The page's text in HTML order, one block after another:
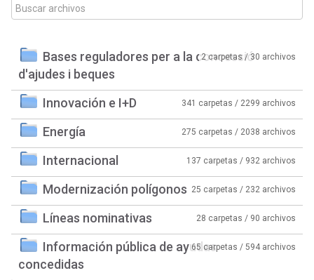
Bases reguladores per a la concessió
d'ajudes i beques
2 carpetas / 30 archivos
Innovación e I+D 341 carpetas / 2299 archivos
Energía 275 carpetas / 2038 archivos
Internacional 137 carpetas / 932 archivos
Modernización polígonos 25 carpetas / 232 archivos
Líneas nominativas 28 carpetas / 90 archivos
Información pública de ayudas
concedidas
65 carpetas / 594 archivos